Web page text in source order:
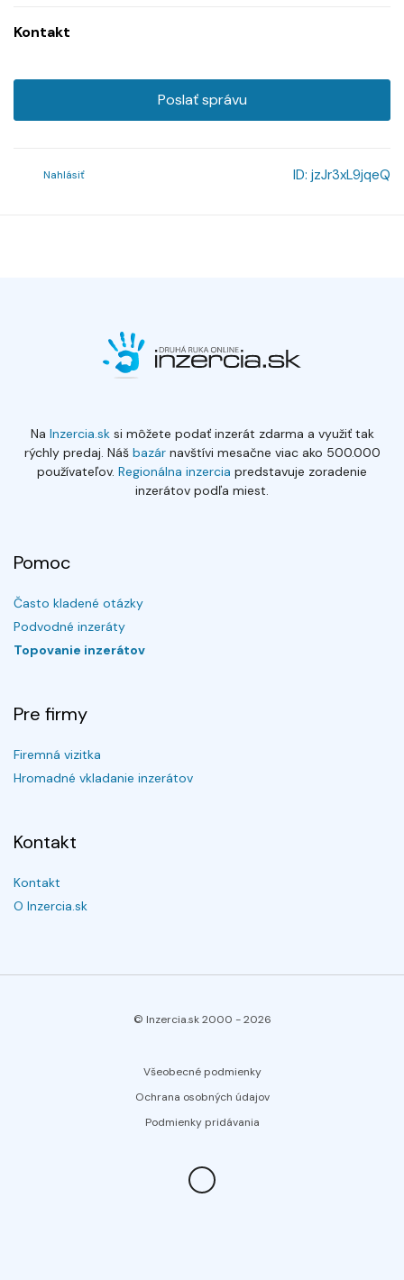
Kontakt
Poslať správu
Nahlásiť ID: jzJr3xL9jqeQ
Na Inzercia.sksi môžete podať inzerát zdarma a využiť tak
rýchly predaj. Náš bazárnavštívi mesačne viac ako 500.000
používateľov. Regionálna inzercia predstavuje zoradenie
inzerátov podľa miest.
Pomoc
Často kladené otázky
Podvodné inzeráty
Topovanie inzerátov
Pre firmy
Firemná vizitka
Hromadné vkladanie inzerátov
Kontakt
Kontakt
O Inzercia.sk
© Inzercia.sk 2000 -2026
Všeobecné podmienky
Ochrana osobných údajov
Podmienky pridávania